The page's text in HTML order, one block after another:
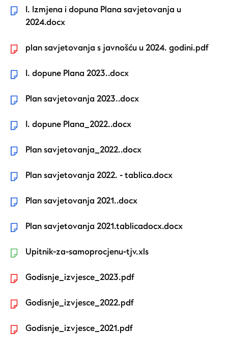
I. Izmjena i dopuna Plana savjetovanja u
2024.docx
plan savjetovanja s javnošću u 2024. godini.pdf
I. dopune Plana 2023..docx
Plan savjetovanja 2023..docx
I. dopune Plana_2022..docx
Plan savjetovanja_2022..docx
Plan savjetovanja 2022. - tablica.docx
Plan savjetovanja 2021..docx
Plan savjetovanja 2021.tablicadocx.docx
Upitnik-za-samoprocjenu-tjv.xls
Godisnje_izvjesce_2023.pdf
Godisnje_izvjesce_2022.pdf
Godisnje_izvjesce_2021.pdf